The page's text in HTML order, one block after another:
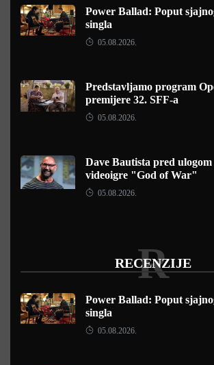
Power Ballad: Poput
singla
05.08.2026.
Predstavljamo program
premijere 32. SFF-a
05.08.2026.
Dave Bautista pred
videoigre "God of War"
05.08.2026.
RECENZIJE
R
Power Ballad: Poput
singla
05.08.2026.